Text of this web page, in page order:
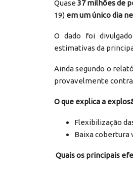
Quase 37 milhões de
19) em um único dia
O dado foi
estimativas da
Ainda segundo o
provavelmente
O que explica a
Flexibilização
Baixa cobertura
Quais os principais